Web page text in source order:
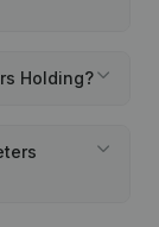
Holding?